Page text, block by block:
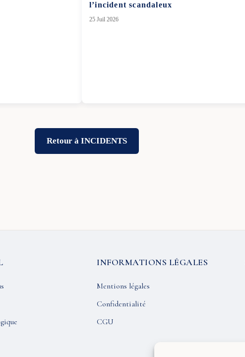
l’incident scandaleux
25 Juil 2026
Retour à INCIDENTS
INFORMATIONS LÉGALES
Mentions légales
Confidentialité
CGU